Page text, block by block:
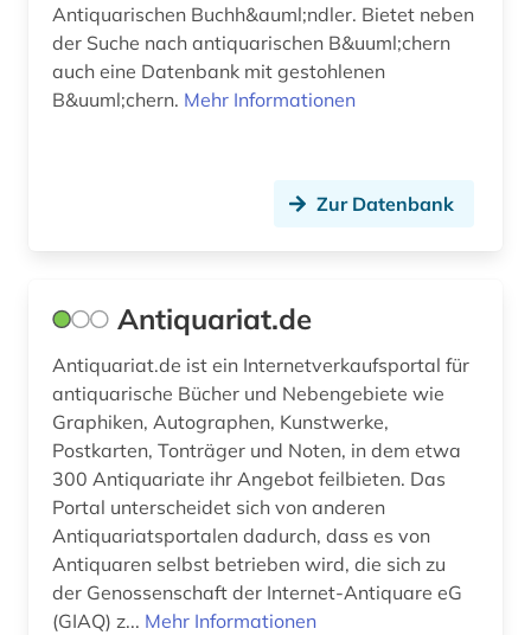
bucheinband (3)
buchgeschichte (2)
buchkunst (1)
buchmalerei (2)
buchproduktion (1)
buchrolle (1)
buchwesen (6)
buchwissenschaft (5)
bulgarien (1)
Antiquarischen Buchh&auml;ndler. Bietet neben
der Suche nach antiquarischen B&uuml;chern
auch eine Datenbank mit gestohlenen
B&uuml;chern. Mehr Informationen
Zur Datenbank
Antiquariat.de
Antiquariat.de ist ein Internetverkaufsportal für
antiquarische Bücher und Nebengebiete wie
Graphiken, Autographen, Kunstwerke,
Postkarten, Tonträger und Noten, in dem etwa
300 Antiquariate ihr Angebot feilbieten. Das
Portal unterscheidet sich von anderen
Antiquariatsportalen dadurch, dass es von
Antiquaren selbst betrieben wird, die sich zu
der Genossenschaft der Internet-Antiquare eG
(GIAQ) z... Mehr Informationen